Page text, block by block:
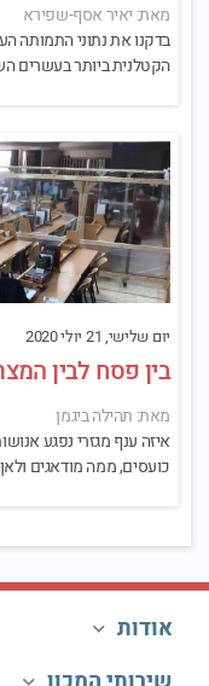
מאת: יאיר אסף-שפירא
הקטלנית ביותר בעשרים
יום שלישי, 21 יולי 2020
בין פסח לבין
מאת: תהילה ביגמן
איזה ענף מגזרי נפגע
כועסים, ממה מודאגים ולאן
אודות